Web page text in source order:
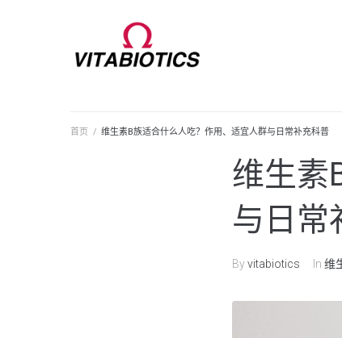
首页 / 维生素B族适合什么人吃？作用、适宜人群与日常补充科普
维生素
与日常
Byvitabiotics In 维